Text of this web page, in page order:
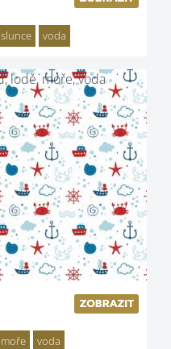
slunce voda
moře voda